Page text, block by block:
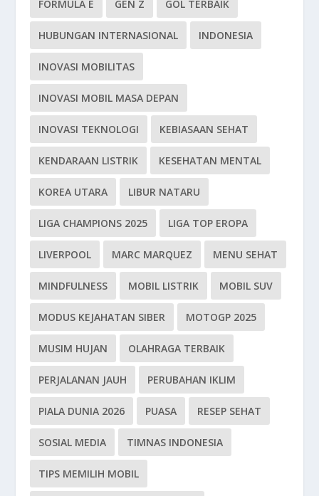
FORMULA E GEN Z GOL TERBAIK
HUBUNGAN INTERNASIONAL INDONESIA
INOVASI MOBILITAS
INOVASI MOBIL MASA DEPAN
INOVASI TEKNOLOGI KEBIASAAN SEHAT
KENDARAAN LISTRIK KESEHATAN MENTAL
KOREA UTARA LIBUR NATARU
LIGA CHAMPIONS 2025 LIGA TOP EROPA
LIVERPOOL MARC MARQUEZ MENU SEHAT
MINDFULNESS MOBIL LISTRIK MOBIL SUV
MODUS KEJAHATAN SIBER MOTOGP 2025
MUSIM HUJAN OLAHRAGA TERBAIK
PERJALANAN JAUH PERUBAHAN IKLIM
PIALA DUNIA 2026 PUASA RESEP SEHAT
SOSIAL MEDIA TIMNAS INDONESIA
TIPS MEMILIH MOBIL